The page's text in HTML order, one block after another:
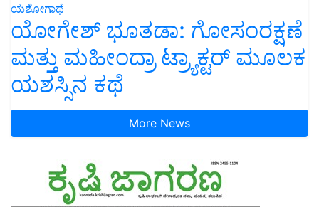
ಯಶೋಗಾಥೆ
ಯೋಗೇಶ್ ಭೂತಡಾ: ಗೋಸಂರಕ್ಷಣೆ
ಮತ್ತು ಮಹೀಂದ್ರಾ ಟ್ರ್ಯಾಕ್ಟರ್ ಮೂಲಕ
ಯಶಸ್ಸಿನ ಕಥೆ
More News